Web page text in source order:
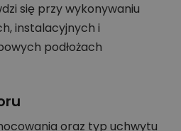
się przy wykonywaniu
instalacyjnych i
podłożach
oraz typ uchwytu